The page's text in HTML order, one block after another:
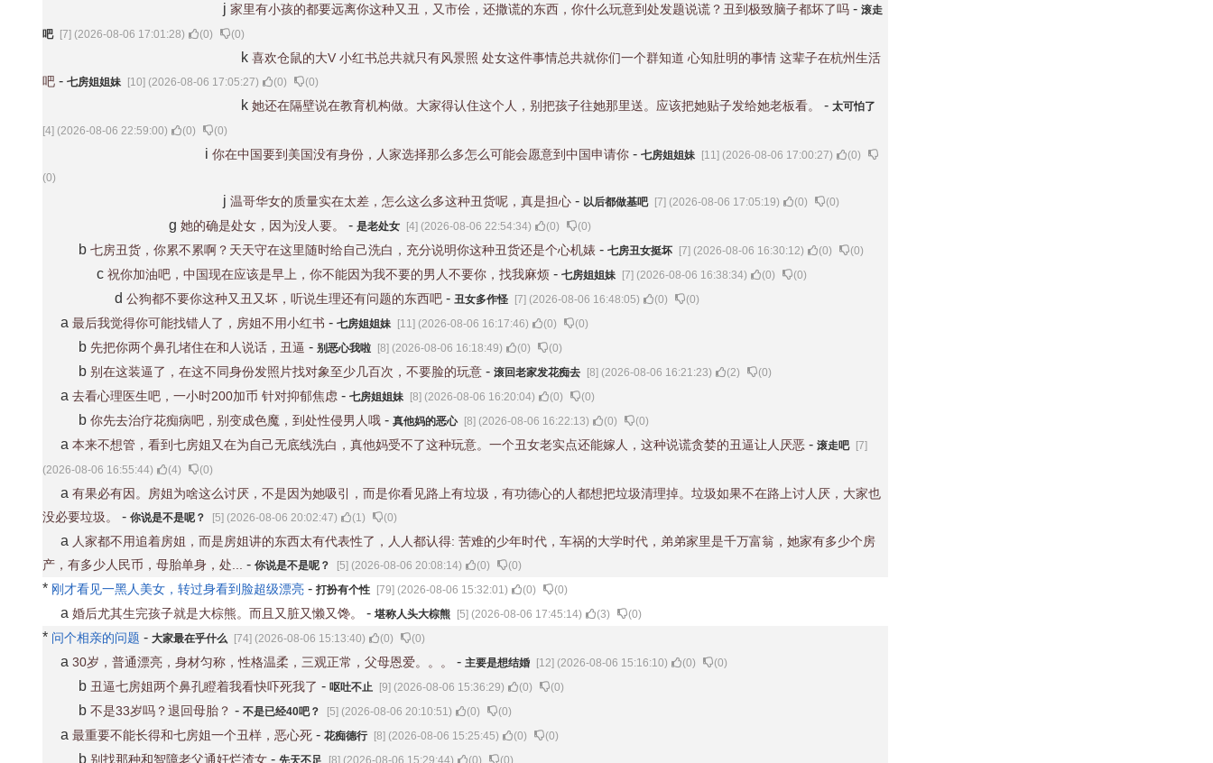
j 家里有小孩的都要远离你这种又丑，又市侩，还撒谎的东西，你什么玩意到处发题说谎？丑到极致脑子都坏了吗 - 滚走
吧 [7] (2026-08-06 17:01:28) (0) (0)
k 喜欢仓鼠的大V 小红书总共就只有风景照 处女这件事情总共就你们一个群知道 心知肚明的事情 这辈子在杭州生活
吧 - 七房姐姐妹 [10] (2026-08-06 17:05:27) (0) (0)
k 她还在隔壁说在教育机构做。大家得认住这个人，别把孩子往她那里送。应该把她贴子发给她老板看。 - 太可怕了
[4] (2026-08-06 22:59:00)
(0) (0)
i 你在中国要到美国没有身份，人家选择那么多怎么可能会愿意到中国申请你 - 七房姐姐妹 [11] (2026-08-06 17:00:27) (0)
(0)
j 温哥华女的质量实在太差，怎么这么多这种丑货呢，真是担心 - 以后都做基吧 [7] (2026-08-06 17:05:19) (0) (0)
g 她的确是处女，因为没人要。 - 是老处女 [4] (2026-08-06 22:54:34) (0) (0)
b 七房丑货，你累不累啊？天天守在这里随时给自己洗白，充分说明你这种丑货还是个心机婊 - 七房丑女挺坏 [7] (2026-08-06 16:30:12) (0) (0)
c 祝你加油吧，中国现在应该是早上，你不能因为我不要的男人不要你，找我麻烦 - 七房姐姐妹 [7] (2026-08-06 16:38:34) (0) (0)
d 公狗都不要你这种又丑又坏，听说生理还有问题的东西吧 - 丑女多作怪 [7] (2026-08-06 16:48:05) (0) (0)
a 最后我觉得你可能找错人了，房姐不用小红书 - 七房姐姐妹 [11] (2026-08-06 16:17:46) (0) (0)
b 先把你两个鼻孔堵住在和人说话，丑逼 - 别恶心我啦 [8] (2026-08-06 16:18:49) (0) (0)
b 别在这装逼了，在这不同身份发照片找对象至少几百次，不要脸的玩意 - 滚回老家发花痴去 [8] (2026-08-06 16:21:23) (2) (0)
a 去看心理医生吧，一小时200加币 针对抑郁焦虑 - 七房姐姐妹 [8] (2026-08-06 16:20:04) (0) (0)
b 你先去治疗花痴病吧，别变成色魔，到处性侵男人哦 - 真他妈的恶心 [8] (2026-08-06 16:22:13) (0) (0)
a 本来不想管，看到七房姐又在为自己无底线洗白，真他妈受不了这种玩意。一个丑女老实点还能嫁人，这种说谎贪婪的丑逼让人厌恶 - 滚走吧 [7]
(2026-08-06 16:55:44)
(4) (0)
a 有果必有因。房姐为啥这么讨厌，不是因为她吸引，而是你看见路上有垃圾，有功德心的人都想把垃圾清理掉。垃圾如果不在路上讨人厌，大家也
没必要垃圾。
- 你说是不是呢？ [5] (2026-08-06 20:02:47) (1) (0)
a 人家都不用追着房姐，而是房姐讲的东西太有代表性了，人人都认得: 苦难的少年时代，车祸的大学时代，弟弟家里是千万富翁，她家有多少个房
产，有多少人民币，母胎单身，处...
- 你说是不是呢？ [5] (2026-08-06 20:08:14) (0) (0)
* 刚才看见一黑人美女，转过身看到脸超级漂亮 - 打扮有个性 [79] (2026-08-06 15:32:01) (0) (0)
a 婚后尤其生完孩子就是大棕熊。而且又脏又懒又馋。 - 堪称人头大棕熊 [5] (2026-08-06 17:45:14) (3) (0)
* 问个相亲的问题 - 大家最在乎什么 [74] (2026-08-06 15:13:40) (0) (0)
a 30岁，普通漂亮，身材匀称，性格温柔，三观正常，父母恩爱。。。 - 主要是想结婚 [12] (2026-08-06 15:16:10) (0) (0)
b 丑逼七房姐两个鼻孔瞪着我看快吓死我了 - 呕吐不止 [9] (2026-08-06 15:36:29) (0) (0)
b 不是33岁吗？退回母胎？ - 不是已经40吧？ [5] (2026-08-06 20:10:51) (0) (0)
a 最重要不能长得和七房姐一个丑样，恶心死 - 花痴德行 [8] (2026-08-06 15:25:45) (0) (0)
b 别找那种和智障老父通奸烂渣女 - 先天不足 [8] (2026-08-06 15:29:44) (0) (0)